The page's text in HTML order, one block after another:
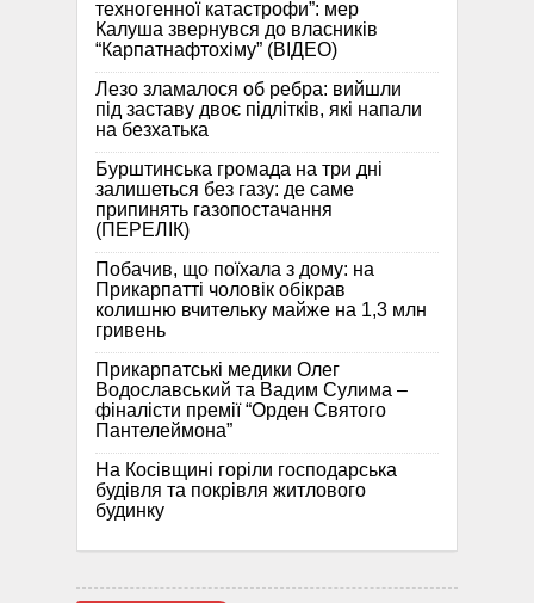
техногенної катастрофи”: мер
Калуша звернувся до власників
“Карпатнафтохіму” (ВІДЕО)
Лезо зламалося об ребра: вийшли
під заставу двоє підлітків, які напали
на безхатька
Бурштинська громада на три дні
залишеться без газу: де саме
припинять газопостачання
(ПЕРЕЛІК)
Побачив, що поїхала з дому: на
Прикарпатті чоловік обікрав
колишню вчительку майже на 1,3 млн
гривень
Прикарпатські медики Олег
Водославський та Вадим Сулима –
фіналісти премії “Орден Святого
Пантелеймона”
На Косівщині горіли господарська
будівля та покрівля житлового
будинку